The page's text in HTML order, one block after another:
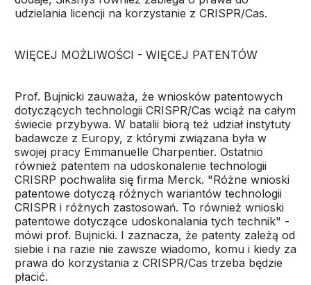
udzielania licencji na korzystanie z CRISPR/Cas.
WIĘCEJ MOŻLIWOŚCI - WIĘCEJ PATENTÓW
Prof. Bujnicki zauważa, że wniosków patentowych
dotyczących technologii CRISPR/Cas wciąż na całym
świecie przybywa. W batalii biorą też udział instytuty
badawcze z Europy, z którymi związana była w
swojej pracy Emmanuelle Charpentier. Ostatnio
również patentem na udoskonalenie technologii
CRISRP pochwaliła się firma Merck. "Różne wnioski
patentowe dotyczą różnych wariantów technologii
CRISPR i różnych zastosowań. To również wnioski
patentowe dotyczące udoskonalania tych technik" -
mówi prof. Bujnicki. I zaznacza, że patenty zależą od
siebie i na razie nie zawsze wiadomo, komu i kiedy za
prawa do korzystania z CRISPR/Cas trzeba będzie
płacić.